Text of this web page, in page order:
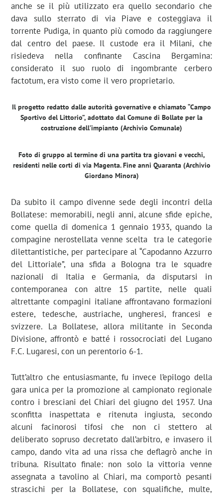
anche se il più utilizzato era quello secondario che
dava sullo sterrato di via Piave e costeggiava il
torrente Pudiga, in quanto più comodo da raggiungere
dal centro del paese. Il custode era il Milani, che
risiedeva nella confinante Cascina Bergamina:
considerato il suo ruolo di ingombrante cerbero
factotum, era visto come il vero proprietario.
Il progetto redatto dalle autorità governative e chiamato “Campo
Sportivo del Littorio”, adottato dal Comune di Bollate per la
costruzione dell’impianto (Archivio Comunale)
Foto di gruppo al termine di una partita tra giovani e vecchi,
residenti nelle corti di via Magenta. Fine anni Quaranta (Archivio
Giordano Minora)
Da subito il campo divenne sede degli incontri della
Bollatese: memorabili, negli anni, alcune sfide epiche,
come quella di domenica 1 gennaio 1933, quando la
compagine nerostellata venne scelta tra le categorie
dilettantistiche, per partecipare al “Capodanno Azzurro
del Littoriale”, una sfida a Bologna tra le squadre
nazionali di Italia e Germania, da disputarsi in
contemporanea con altre 15 partite, nelle quali
altrettante compagini italiane affrontavano formazioni
estere, tedesche, austriache, ungheresi, francesi e
svizzere. La Bollatese, allora militante in Seconda
Divisione, affrontò e batté i rossocrociati del Lugano
F.C. Lugaresi, con un perentorio 6-1.
Tutt’altro che entusiasmante, fu invece l’epilogo della
gara unica per la promozione al campionato regionale
contro i bresciani del Chiari del giugno del 1957. Una
sconfitta inaspettata e ritenuta ingiusta, secondo
alcuni facinorosi tifosi che non ci stettero al
deliberato sopruso decretato dall’arbitro, e invasero il
campo, dando vita ad una rissa che deflagrò anche in
tribuna. Risultato finale: non solo la vittoria venne
assegnata a tavolino al Chiari, ma comportò pesanti
strascichi per la Bollatese, con squalifiche, multe,